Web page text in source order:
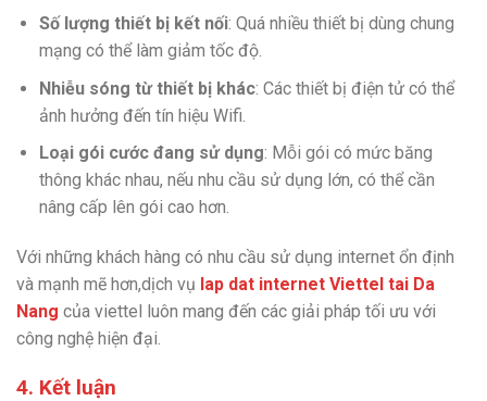
Số lượng thiết bị kết nối: Quá nhiều thiết bị dùng chung
mạng có thể làm giảm tốc độ.
Nhiễu sóng từ thiết bị khác: Các thiết bị điện tử có thể
ảnh hưởng đến tín hiệu Wifi.
Loại gói cước đang sử dụng: Mỗi gói có mức băng
thông khác nhau, nếu nhu cầu sử dụng lớn, có thể cần
nâng cấp lên gói cao hơn.
Với những khách hàng có nhu cầu sử dụng internet ổn định
và mạnh mẽ hơn,dịch vụ lap dat internet Viettel tai Da
Nang của viettel luôn mang đến các giải pháp tối ưu với
công nghệ hiện đại.
4. Kết luận